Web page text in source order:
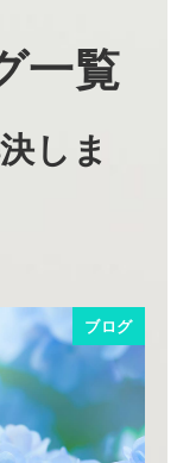
一覧
しま
ブログ